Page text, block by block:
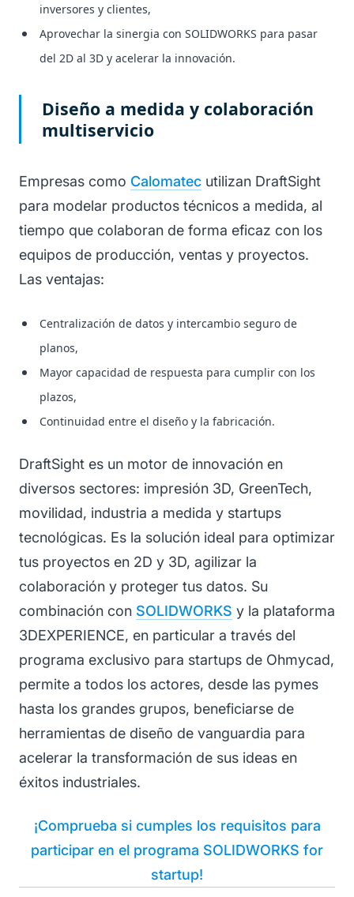
inversores y clientes,
Aprovechar la sinergia con SOLIDWORKS para pasar
del 2D al 3D y acelerar la innovación.
Diseño a medida y colaboración
multiservicio
Empresas como Calomatec utilizan DraftSight
para modelar productos técnicos a medida, al
tiempo que colaboran de forma eficaz con los
equipos de producción, ventas y proyectos.
Las ventajas:
Centralización de datos y intercambio seguro de
planos,
Mayor capacidad de respuesta para cumplir con los
plazos,
Continuidad entre el diseño y la fabricación.
DraftSight es un motor de innovación en
diversos sectores: impresión 3D, GreenTech,
movilidad, industria a medida y startups
tecnológicas. Es la solución ideal para optimizar
tus proyectos en 2D y 3D, agilizar la
colaboración y proteger tus datos. Su
combinación con SOLIDWORKS y la plataforma
3DEXPERIENCE, en particular a través del
programa exclusivo para startups de Ohmycad,
permite a todos los actores, desde las pymes
hasta los grandes grupos, beneficiarse de
herramientas de diseño de vanguardia para
acelerar la transformación de sus ideas en
éxitos industriales.
¡Comprueba si cumples los requisitos para
participar en el programa SOLIDWORKS for
startup!